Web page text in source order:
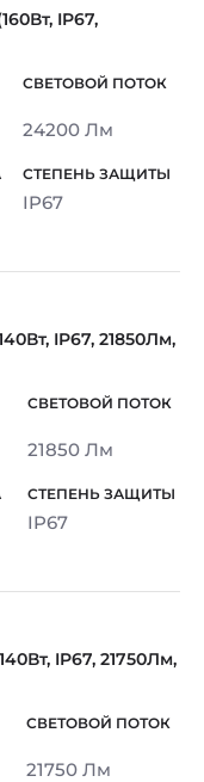
IP67,
24200 Лм
IP67
IP67, 21850Лм,
21850 Лм
IP67
IP67, 21750Лм,
21750 Лм